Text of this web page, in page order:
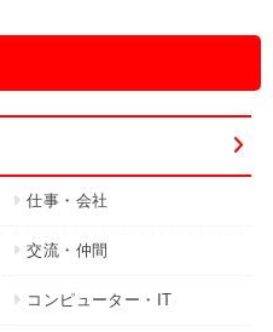
仕事・会社
交流・仲間
コンピューター・IT